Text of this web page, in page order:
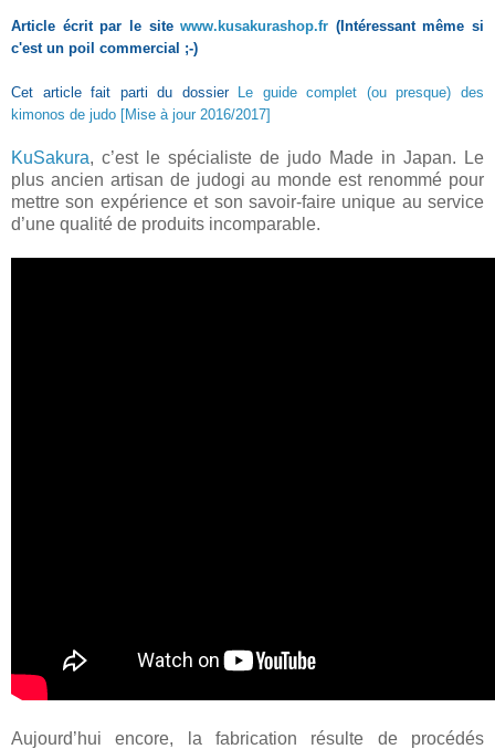
Article écrit par le sitewww.kusakurashop.fr (Intéressant même si
c'est un poil commercial ;-)
Cet article fait parti du dossier
Le guide complet (ou presque) des
kimonos de judo [Mise à jour 2016/2017]
KuSakura, c’est le spécialiste de judo Made in Japan. Le
plus ancien artisan de judogi au monde est renommé pour
mettre son expérience et son savoir-faire unique au service
d’une qualité de produits incomparable.
Aujourd’hui encore, la fabrication résulte de procédés